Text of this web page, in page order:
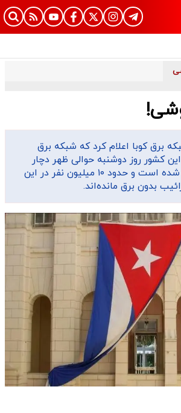
برق کوبا اعلام کرد که شبکه برق
کشور روز دوشنبه حوالی ظهر دچار
خاموشی شده است و حدود ۱۰ میلیون نفر در این
بدون برق مانده‌اند.